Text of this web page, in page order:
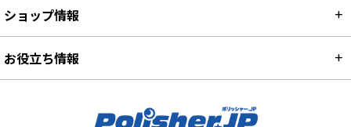
ショップ情報
お役立ち情報